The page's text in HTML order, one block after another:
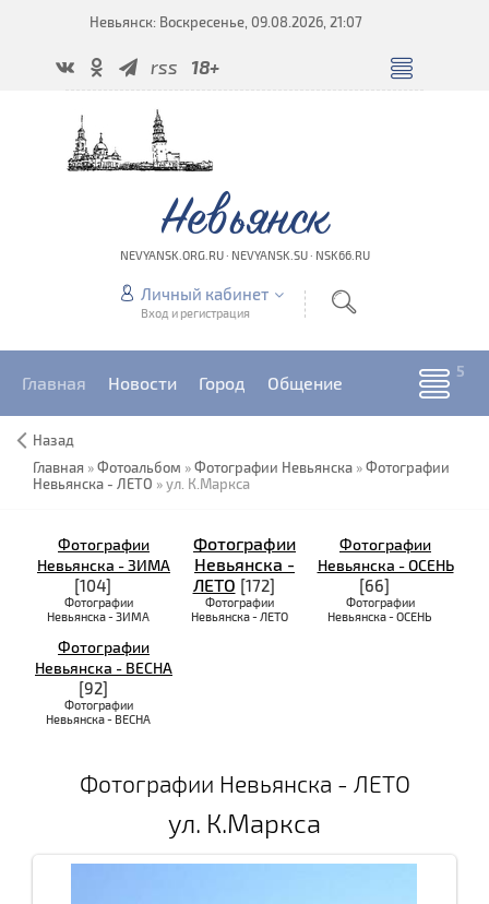
Невьянск: Воскресенье, 09.08.2026, 21:07
rss 18+
Невьянск
NEVYANSK.ORG.RU · NEVYANSK.SU · NSK66.RU
Личный кабинет
Вход и регистрация
Главная Новости Город Общение
Назад
Главная »Фотоальбом »Фотографии Невьянска »Фотографии
Невьянска - ЛЕТО » ул. К.Маркса
Фотографии
Невьянска - ЗИМА
[104]
Фотографии
Невьянска - ЗИМА
Фотографии
Невьянска -
ЛЕТО [172]
Фотографии
Невьянска - ЛЕТО
Фотографии
Невьянска - ОСЕНЬ
[66]
Фотографии
Невьянска - ОСЕНЬ
Фотографии
Невьянска - ВЕСНА
[92]
Фотографии
Невьянска - ВЕСНА
Фотографии Невьянска - ЛЕТО
ул. К.Маркса